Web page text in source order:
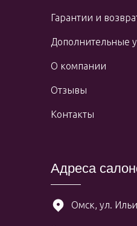
Адреса
Омск, ул.
Гарантии и
Дополнительные
О компании
Отзывы
Контакты